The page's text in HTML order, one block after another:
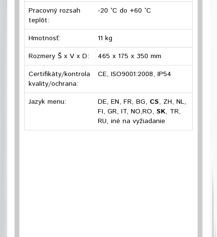
Pracovný rozsah
teplôt:
-20 °C do +60 °C
Hmotnosť:
11 kg
Rozmery Š x V x D:
465 x 175 x 350 mm
Certifikáty/kontrola
kvality/ochrana:
CE, ISO9001:2008, IP54
Jazyk menu: DE, EN, FR, BG, CS, ZH, NL,
FI, GR, IT, NO,RO, SK, TR,
RU, iné na vyžiadanie